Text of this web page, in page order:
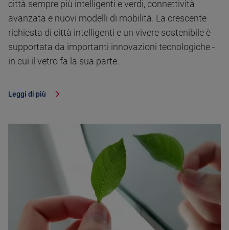
città sempre più intelligenti e verdi, connettività
avanzata e nuovi modelli di mobilità. La crescente
richiesta di città intelligenti e un vivere sostenibile è
supportata da importanti innovazioni tecnologiche -
in cui il vetro fa la sua parte.
Leggi di più